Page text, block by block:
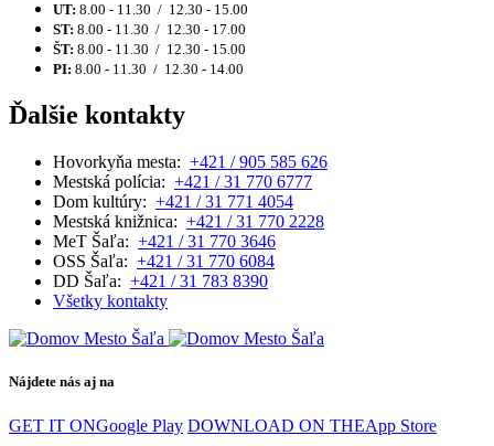
UT: 8.00 - 11.30 / 12.30 - 15.00
ST: 8.00 - 11.30 / 12.30 - 17.00
ŠT: 8.00 - 11.30 / 12.30 - 15.00
PI: 8.00 - 11.30 / 12.30 - 14.00
Ďalšie kontakty
Hovorkyňa mesta: +421 / 905 585 626
Mestská polícia: +421 / 31 770 6777
Dom kultúry: +421 / 31 771 4054
Mestská knižnica: +421 / 31 770 2228
MeT Šaľa: +421 / 31 770 3646
OSS Šaľa: +421 / 31 770 6084
DD Šaľa: +421 / 31 783 8390
Všetky kontakty
Nájdete nás aj na
GET IT ONGoogle Play DOWNLOAD ON THEApp Store